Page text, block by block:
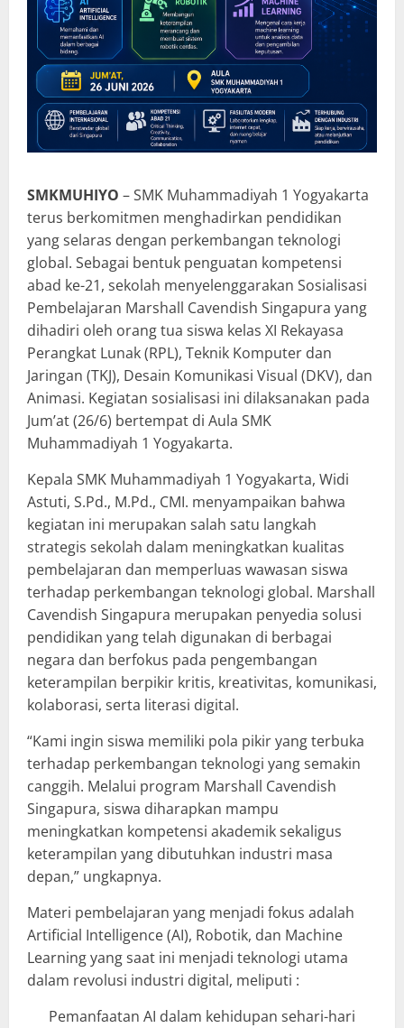
SMKMUHIYO – SMK Muhammadiyah 1 Yogyakarta
terus berkomitmen menghadirkan pendidikan
yang selaras dengan perkembangan teknologi
global. Sebagai bentuk penguatan kompetensi
abad ke-21, sekolah menyelenggarakan Sosialisasi
Pembelajaran Marshall Cavendish Singapura yang
dihadiri oleh orang tua siswa kelas XI Rekayasa
Perangkat Lunak (RPL), Teknik Komputer dan
Jaringan (TKJ), Desain Komunikasi Visual (DKV), dan
Animasi. Kegiatan sosialisasi ini dilaksanakan pada
Jum’at (26/6) bertempat di Aula SMK
Muhammadiyah 1 Yogyakarta.
Kepala SMK Muhammadiyah 1 Yogyakarta, Widi
Astuti, S.Pd., M.Pd., CMI. menyampaikan bahwa
kegiatan ini merupakan salah satu langkah
strategis sekolah dalam meningkatkan kualitas
pembelajaran dan memperluas wawasan siswa
terhadap perkembangan teknologi global. Marshall
Cavendish Singapura merupakan penyedia solusi
pendidikan yang telah digunakan di berbagai
negara dan berfokus pada pengembangan
keterampilan berpikir kritis, kreativitas, komunikasi,
kolaborasi, serta literasi digital.
“Kami ingin siswa memiliki pola pikir yang terbuka
terhadap perkembangan teknologi yang semakin
canggih. Melalui program Marshall Cavendish
Singapura, siswa diharapkan mampu
meningkatkan kompetensi akademik sekaligus
keterampilan yang dibutuhkan industri masa
depan,” ungkapnya.
Materi pembelajaran yang menjadi fokus adalah
Artificial Intelligence (AI), Robotik, dan Machine
Learning yang saat ini menjadi teknologi utama
dalam revolusi industri digital, meliputi :
Pemanfaatan AI dalam kehidupan sehari-hari